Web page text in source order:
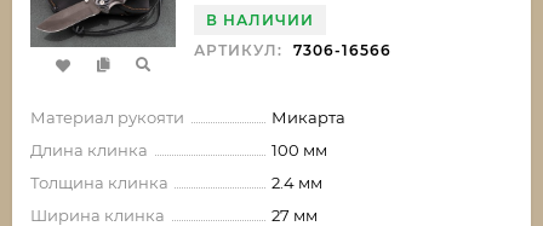
В НАЛИЧИИ
АРТИКУЛ:
7306-16566
Материал рукояти
Микарта
Длина клинка
100 мм
Толщина клинка
2.4 мм
Ширина клинка
27 мм